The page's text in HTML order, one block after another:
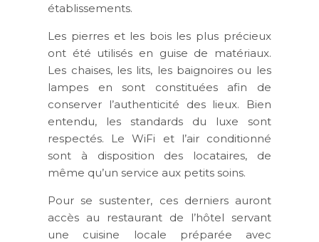
établissements.
Les pierres et les bois les plus précieux
ont été utilisés en guise de matériaux.
Les chaises, les lits, les baignoires ou les
lampes en sont constituées afin de
conserver l’authenticité des lieux. Bien
entendu, les standards du luxe sont
respectés. Le WiFi et l’air conditionné
sont à disposition des locataires, de
même qu’un service aux petits soins.
Pour se sustenter, ces derniers auront
accès au restaurant de l’hôtel servant
une cuisine locale préparée avec